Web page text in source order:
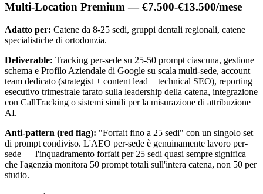
Multi-Location Premium — €7.500-€13.500/mese
Adatto per: Catene da 8-25 sedi, gruppi dentali regionali, catene
specialistiche di ortodonzia.
Deliverable: Tracking per-sede su 25-50 prompt ciascuna, gestione
schema e Profilo Aziendale di Google su scala multi-sede, account
team dedicato (strategist + content lead + technical SEO), reporting
esecutivo trimestrale tarato sulla leadership della catena, integrazione
con CallTracking o sistemi simili per la misurazione di attribuzione
AI.
Anti-pattern (red flag): "Forfait fino a 25 sedi" con un singolo set
di prompt condiviso. L'AEO per-sede è genuinamente lavoro per-
sede — l'inquadramento forfait per 25 sedi quasi sempre significa
che l'agenzia monitora 50 prompt totali sull'intera catena, non 50 per
studio.